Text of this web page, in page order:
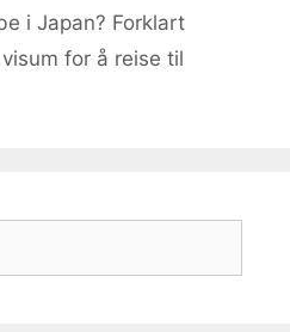
i Japan? Forklart
for å reise til